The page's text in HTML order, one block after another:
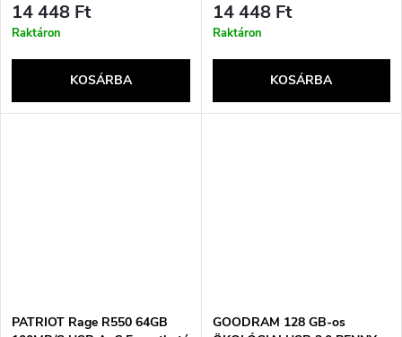
14 448 Ft
Raktáron
KOSÁRBA
14 448 Ft
Raktáron
KOSÁRBA
PATRIOT Rage R550 64GB
GOODRAM 128 GB-os